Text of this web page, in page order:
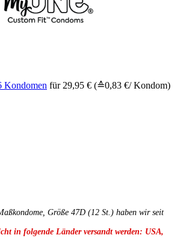
Kondomen für 29,95 € (≙0,83 €/ Kondom)
Größe 47D (12 St.) haben wir seit
in folgende Länder versandt werden: USA,